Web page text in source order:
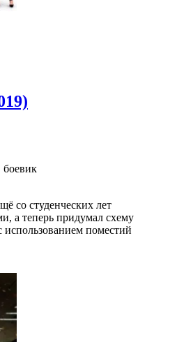
боевик
со студенческих лет
а теперь придумал схему
использованием поместий